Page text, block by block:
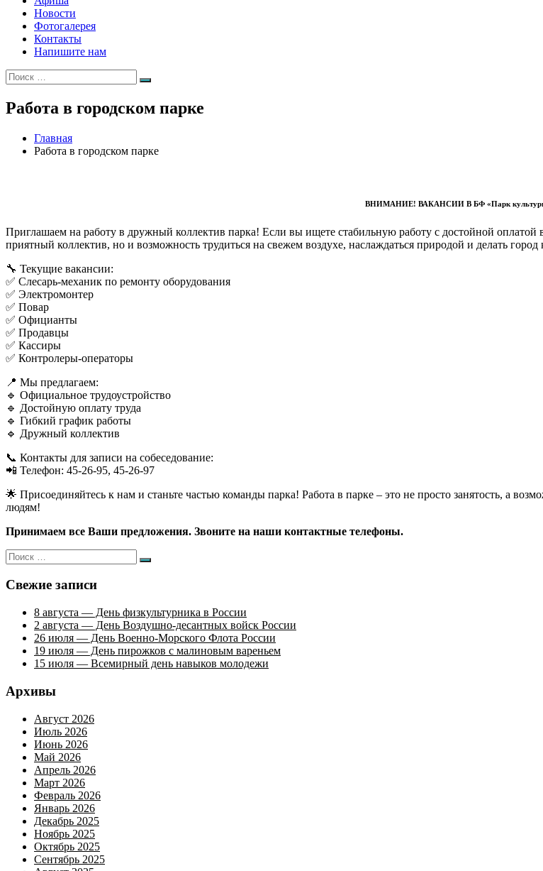
Новости
Фотогалерея
Контакты
Напишите нам
Искать:
Поиск
Работа в городском парке
Главная
Работа в городском парке
ВНИМАНИЕ! ВАКАНСИИ В БФ «Парк
Приглашаем на работу в дружный коллектив парка! Если вы ищете стабильную работу с достойной оплатой
приятный коллектив, но и возможность трудиться на свежем воздухе, наслаждаться природой и делать город
🔧 Текущие вакансии:
✅ Слесарь-механик по ремонту оборудования
✅ Электромонтер
✅ Повар
✅ Официанты
✅ Продавцы
✅ Кассиры
✅ Контролеры-операторы
📍 Мы предлагаем:
🔹 Официальное трудоустройство
🔹 Достойную оплату труда
🔹 Гибкий график работы
🔹 Дружный коллектив
📞 Контакты для записи на собеседование:
📲 Телефон: 45-26-95, 45-26-97
🌟 Присоединяйтесь к нам и станьте частью команды парка! Работа в парке – это не просто занятость, а
людям!
Принимаем все Ваши предложения. Звоните на наши контактные телефоны.
Искать:
Поиск
Свежие записи
8 августа — День физкультурника в России
2 августа — День Воздушно-десантных войск России
26 июля — День Военно-Морского Флота России
19 июля — День пирожков с малиновым вареньем
15 июля — Всемирный день навыков молодежи
Архивы
Август 2026
Июль 2026
Июнь 2026
Май 2026
Апрель 2026
Март 2026
Февраль 2026
Январь 2026
Декабрь 2025
Ноябрь 2025
Октябрь 2025
Сентябрь 2025